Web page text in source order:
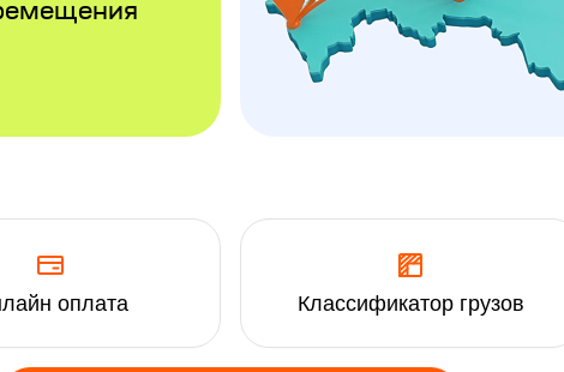
оплата Классификатор грузов